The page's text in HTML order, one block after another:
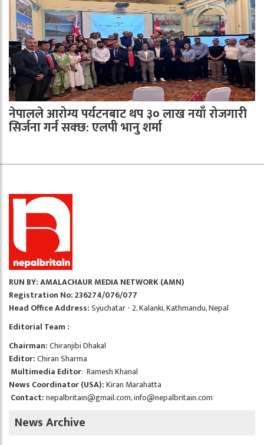
नेपालले आरोग्य पर्यटनबाट थप ३० लाख नयाँ रोजगारी
सिर्जना गर्न सक्छ: एलपी भानु शर्मा
RUN BY: AMALACHAUR MEDIA NETWORK (AMN)
Registration No: 236274/076/077
Head Office Address:Syuchatar - 2, Kalanki, Kathmandu, Nepal
Editorial Team :
Chairman:Chiranjibi Dhakal
Editor:Chiran Sharma
Multimedia Editor: Ramesh Khanal
News Coordinator (USA):Kiran Marahatta
Contact:nepalbritain@gmail.com,info@nepalbritain.com
News Archive